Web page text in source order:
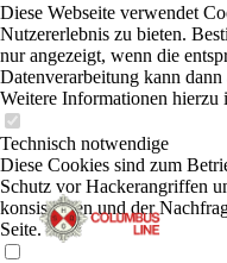
Diese Webseite verwendet
Nutzererlebnis zu bieten.
nur angezeigt, wenn die
Datenverarbeitung kann
Weitere Informationen hierzu
Technisch notwendige
Diese Cookies sind zum
Schutz vor Hackerangriffen
konsistenten und der
Seite.